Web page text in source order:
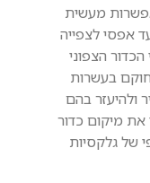
מעשית
אפסי לצפייה
הצפוני
בעשרות
ולהיעזר בהם
את מיקום כדור
של גלקסיות